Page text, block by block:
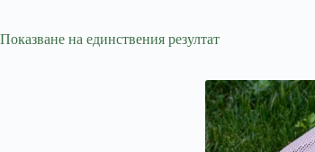
Показване на единствения резултат